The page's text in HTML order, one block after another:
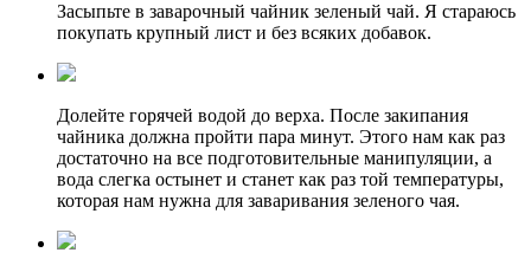
Засыпьте в заварочный чайник зеленый чай. Я стараюсь
покупать крупный лист и без всяких добавок.
Долейте горячей водой до верха. После закипания
чайника должна пройти пара минут. Этого нам как раз
достаточно на все подготовительные манипуляции, а
вода слегка остынет и станет как раз той температуры,
которая нам нужна для заваривания зеленого чая.